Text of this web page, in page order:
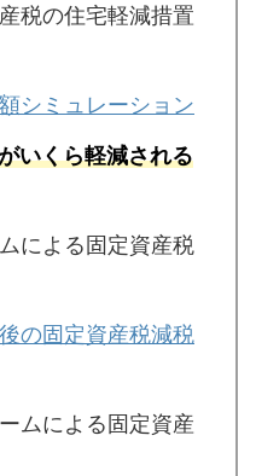
税の住宅軽減措置
シミュレーション
いくら軽減される
による固定資産税
の固定資産税減税
ムによる固定資産